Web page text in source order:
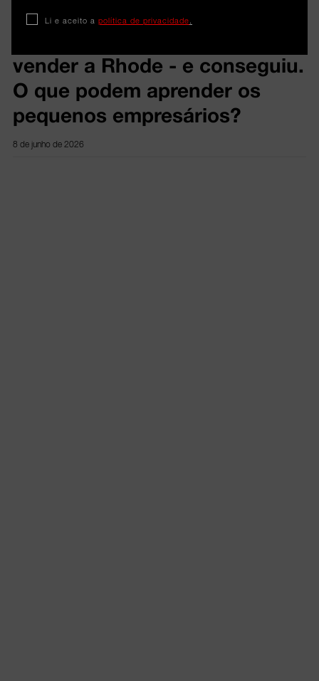
Hailey Bieber definiu meta de
vender a Rhode - e conseguiu.
O que podem aprender os
pequenos empresários?
8 de junho de 2026
Li e aceito a política de privacidade.